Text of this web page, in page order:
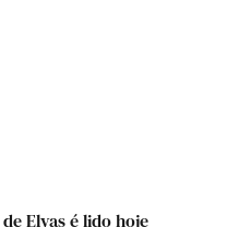
Elvas é lido hoje